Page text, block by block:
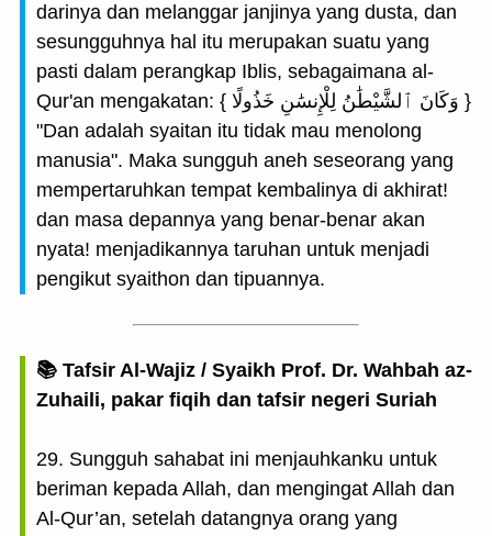
darinya dan melanggar janjinya yang dusta, dan
sesungguhnya hal itu merupakan suatu yang
pasti dalam perangkap Iblis, sebagaimana al-
Qur'an mengakatan: { وَكَانَ ٱلشَّيْطَٰنُ لِلْإِنسَٰنِ خَذُولًا }
"Dan adalah syaitan itu tidak mau menolong
manusia". Maka sungguh aneh seseorang yang
mempertaruhkan tempat kembalinya di akhirat!
dan masa depannya yang benar-benar akan
nyata! menjadikannya taruhan untuk menjadi
pengikut syaithon dan tipuannya.
📚 Tafsir Al-Wajiz / Syaikh Prof. Dr. Wahbah az-
Zuhaili, pakar fiqih dan tafsir negeri Suriah
29. Sungguh sahabat ini menjauhkanku untuk
beriman kepada Allah, dan mengingat Allah dan
Al-Qur’an, setelah datangnya orang yang